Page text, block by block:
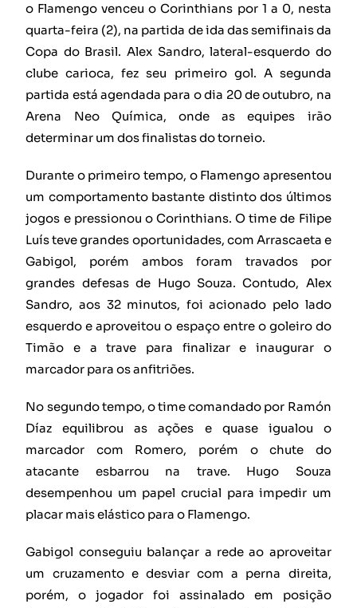
o Flamengo venceu o Corinthians por 1 a 0, nesta
quarta-feira (2), na partida de ida das semifinais da
Copa do Brasil. Alex Sandro, lateral-esquerdo do
clube carioca, fez seu primeiro gol. A segunda
partida está agendada para o dia 20 de outubro, na
Arena Neo Química, onde as equipes irão
determinar um dos finalistas do torneio.
Durante o primeiro tempo, o Flamengo apresentou
um comportamento bastante distinto dos últimos
jogos e pressionou o Corinthians. O time de Filipe
Luís teve grandes oportunidades, com Arrascaeta e
Gabigol, porém ambos foram travados por
grandes defesas de Hugo Souza. Contudo, Alex
Sandro, aos 32 minutos, foi acionado pelo lado
esquerdo e aproveitou o espaço entre o goleiro do
Timão e a trave para finalizar e inaugurar o
marcador para os anfitriões.
No segundo tempo, o time comandado por Ramón
Díaz equilibrou as ações e quase igualou o
marcador com Romero, porém o chute do
atacante esbarrou na trave. Hugo Souza
desempenhou um papel crucial para impedir um
placar mais elástico para o Flamengo.
Gabigol conseguiu balançar a rede ao aproveitar
um cruzamento e desviar com a perna direita,
porém, o jogador foi assinalado em posição